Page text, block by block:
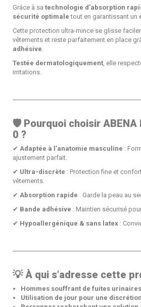
Grâce à sa technologie d’absorption
sécurité optimale tout en garantissant un
Cette protection ultra-mince se glisse
vêtements et reste parfaitement en place
adhésive
Testée dermatologiquement , elle
irritations.
🛡 Pourquoi choisir ABENA
0 ?
✔ Adaptée à l’anatomie masculine :
ajustement parfait.
✔ Ultra-discrète : Protection fine et
vêtements.
✔ Absorption rapide : Garde la peau au
✔ Bande adhésive : Maintien sécurisé
✔ Hypoallergénique & sans latex :
💡À qui s’adresse cette
Hommes souffrant de fuites
Utilisation de jour pour une